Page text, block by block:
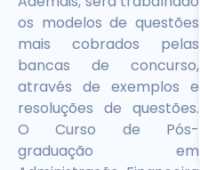
os modelos de questões
mais cobrados pelas
bancas de concurso,
através de exemplos e
resoluções de questões.
O Curso de Pós-
graduação em